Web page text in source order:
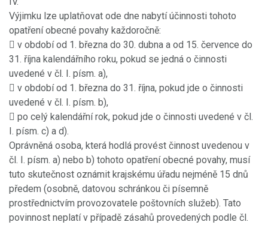
Výjimku lze uplatňovat ode dne nabytí účinnosti tohoto
opatření obecné povahy každoročně:
 v období od 1. března do 30. dubna a od 15. července do
31. října kalendářního roku, pokud se jedná o činnosti
uvedené v čl. I. písm. a),
 v období od 1. března do 31. října, pokud jde o činnosti
uvedené v čl. I. písm. b),
 po celý kalendářní rok, pokud jde o činnosti uvedené v čl.
I. písm. c) a d).
Oprávněná osoba, která hodlá provést činnost uvedenou v
čl. I. písm. a) nebo b) tohoto opatření obecné povahy, musí
tuto skutečnost oznámit krajskému úřadu nejméně 15 dnů
předem (osobně, datovou schránkou či písemně
prostřednictvím provozovatele poštovních služeb). Tato
povinnost neplatí v případě zásahů provedených podle čl.